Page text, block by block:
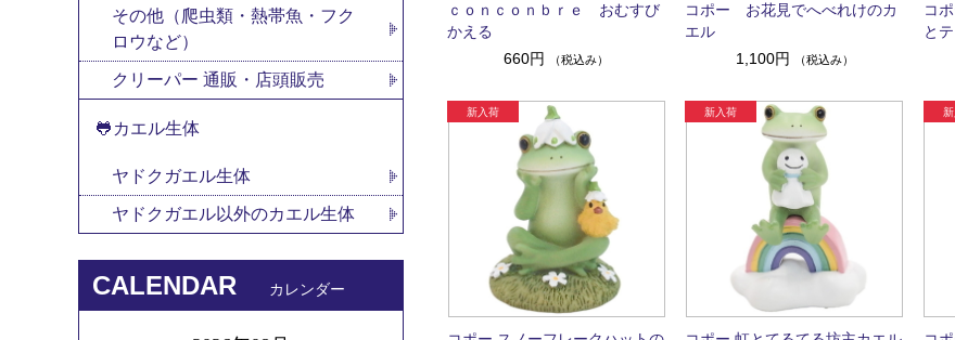
ｃｏｎｃｏｎｂｒｅ おむすび
かえる
660円
（税込み）
コポー お花見でへべれけのカ
エル
1,100円
（税込み）
コ
と
その他（爬虫類・熱帯魚・フク
ロウなど）
クリーパー 通販・店頭販売
🐸カエル生体
ヤドクガエル生体
ヤドクガエル以外のカエル生体
CALENDAR カレンダー